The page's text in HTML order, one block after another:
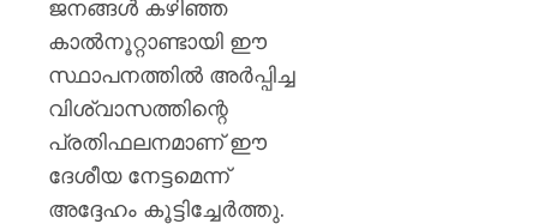
ജനങ്ങൾ കഴിഞ്ഞ
കാൽനൂറ്റാണ്ടായി ഈ
സ്ഥാപനത്തിൽ അർപ്പിച്ച
വിശ്വാസത്തിന്റെ
പ്രതിഫലനമാണ് ഈ
ദേശീയ നേട്ടമെന്ന്
അദ്ദേഹം കൂട്ടിച്ചേർത്തു.